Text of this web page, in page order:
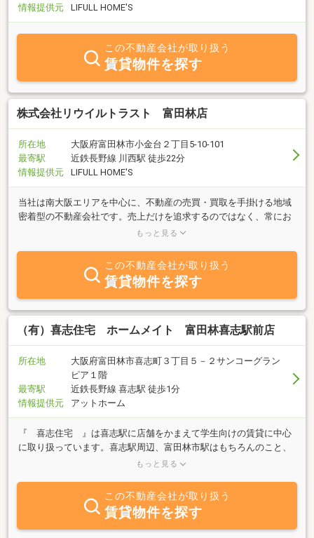
情報提供元
LIFULL HOME'S
この不動産会社が取り扱う
賃貸物件を探す
株式会社リウイルトラスト 富田林店
所在地
大阪府富田林市小金台２丁目5-10-101
最寄駅
近鉄長野線 川西駅 徒歩22分
情報提供元
LIFULL HOME'S
当社は南大阪エリアを中心に、不動産の売買・買取を手掛ける地域
密着型の不動産会社です。売上だけを追求するのではなく、常にお
客様の立場に立ち、一人ひとりに最適なご提案を行うことを大切に
もっと見る
この不動産会社が取り扱う
賃貸物件を探す
（有）喜志住宅 ホームメイト 富田林喜志駅前店
所在地
大阪府富田林市喜志町３丁目５－２サンコーグラン
ピア１階
最寄駅
近鉄長野線 喜志駅 徒歩1分
情報提供元
アットホーム
『 喜志住宅 』は喜志駅に店舗をかまえて学生向けの賃貸に中心
に取り扱っています。喜志駅周辺、富田林市駅はもちろんのこと、
他にもファミリータイプ、大阪芸術大学周辺の河南町の物件も取り
談・案内無料ですので、お気軽にご来店くださいませ。入居後のア
フターフォロー。 当社の管理または専任の物件が多数あります。
お部屋のリフォーム工事、修理メンテナンスも弊社工事部門で担当
しており、入居者様をトータルでサポートしています。保護者様に
もっと見る
この不動産会社が取り扱う
賃貸物件を探す